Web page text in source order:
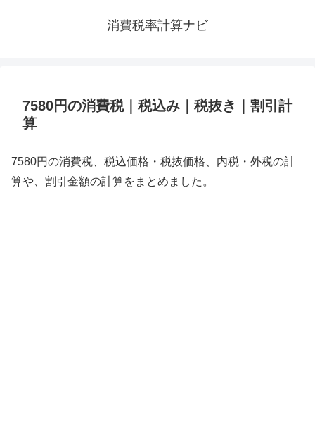
消費税率計算ナビ
7580円の消費税｜税込み｜税抜き｜割引計
算
7580円の消費税、税込価格・税抜価格、内税・外税の計
算や、割引金額の計算をまとめました。